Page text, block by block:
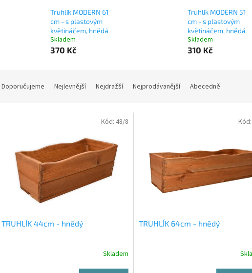
Truhlík MODERN 61
cm - s plastovým
květináčem, hnědá
Skladem
370 Kč
Truhlík MODERN 51
cm - s plastovým
květináčem, hnědá
Skladem
310 Kč
Doporučujeme Nejlevnější Nejdražší Nejprodávanější Abecedně
TRUHLÍK 44cm - hnědý
Skladem
Kód: 48/8
TRUHLÍK 64cm - hnědý
Kód: